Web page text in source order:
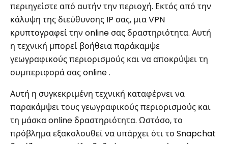
περιηγείστε από αυτήν την περιοχή. Εκτός από την
κάλυψη της διεύθυνσης IP σας, μια VPN
κρυπτογραφεί την online σας δραστηριότητα. Αυτή
η τεχνική μπορεί βοήθεια παράκαμψε
γεωγραφικούς περιορισμούς και να αποκρύψει τη
συμπεριφορά σας online .
Αυτή η συγκεκριμένη τεχνική καταφέρνει να
παρακάμψει τους γεωγραφικούς περιορισμούς και
τη μάσκα online δραστηριότητα. Ωστόσο, το
πρόβλημα εξακολουθεί να υπάρχει ότι το Snapchat